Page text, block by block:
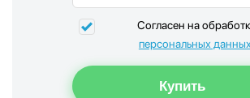
Согласен на
персональных данных